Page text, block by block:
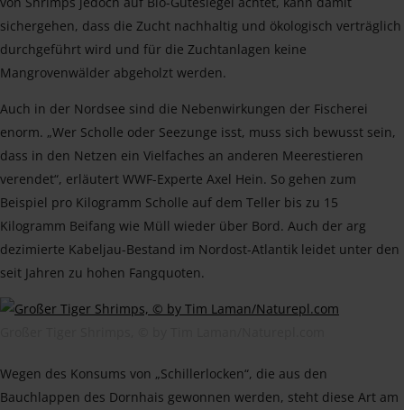
sichergehen, dass die Zucht nachhaltig und ökologisch verträglich
durchgeführt wird und für die Zuchtanlagen keine
Mangrovenwälder abgeholzt werden.
Auch in der Nordsee sind die Nebenwirkungen der Fischerei
enorm. „Wer Scholle oder Seezunge isst, muss sich bewusst sein,
dass in den Netzen ein Vielfaches an anderen Meerestieren
verendet“, erläutert WWF-Experte Axel Hein. So gehen zum
Beispiel pro Kilogramm Scholle auf dem Teller bis zu 15
Kilogramm Beifang wie Müll wieder über Bord. Auch der arg
dezimierte Kabeljau-Bestand im Nordost-Atlantik leidet unter den
seit Jahren zu hohen Fangquoten.
Wegen des Konsums von „Schillerlocken“, die aus den
Bauchlappen des Dornhais gewonnen werden, steht diese Art am